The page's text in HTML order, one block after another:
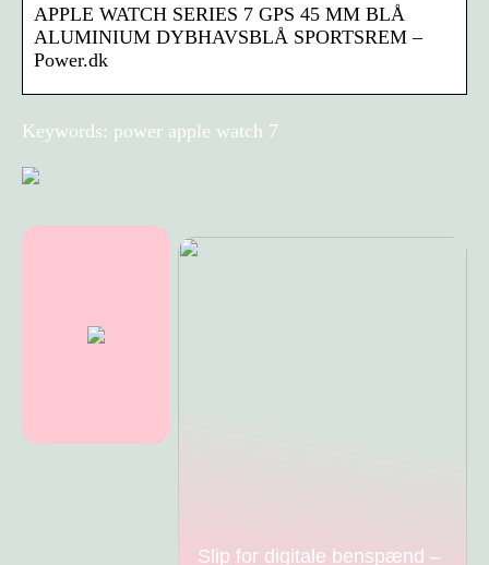
APPLE WATCH SERIES 7 GPS 45 MM BLÅ
ALUMINIUM DYBHAVSBLÅ SPORTSREM –
Power.dk
Keywords: power apple watch 7
Slip for digitale benspænd –